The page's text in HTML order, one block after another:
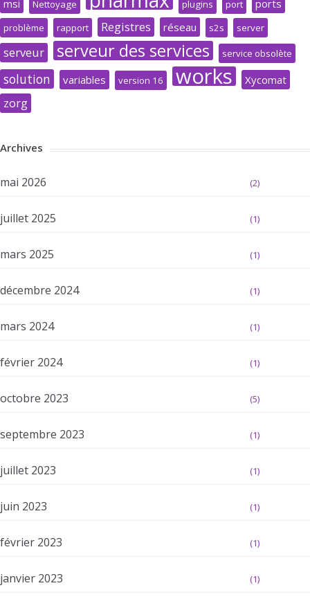
msi Nettoyage plugins port ports
problème rapport Registres réseau s2s server
serveur serveur des services service obsolète
solution variables version 16 works Xycomat
zorg
Archives
mai 2026 (2)
juillet 2025 (1)
mars 2025 (1)
décembre 2024 (1)
mars 2024 (1)
février 2024 (1)
octobre 2023 (5)
septembre 2023 (1)
juillet 2023 (1)
juin 2023 (1)
février 2023 (1)
janvier 2023 (1)